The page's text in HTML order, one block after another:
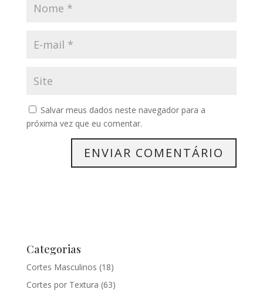
Salvar meus dados neste navegador para a
próxima vez que eu comentar.
Categorias
Cortes Masculinos (18)
Cortes por Textura (63)